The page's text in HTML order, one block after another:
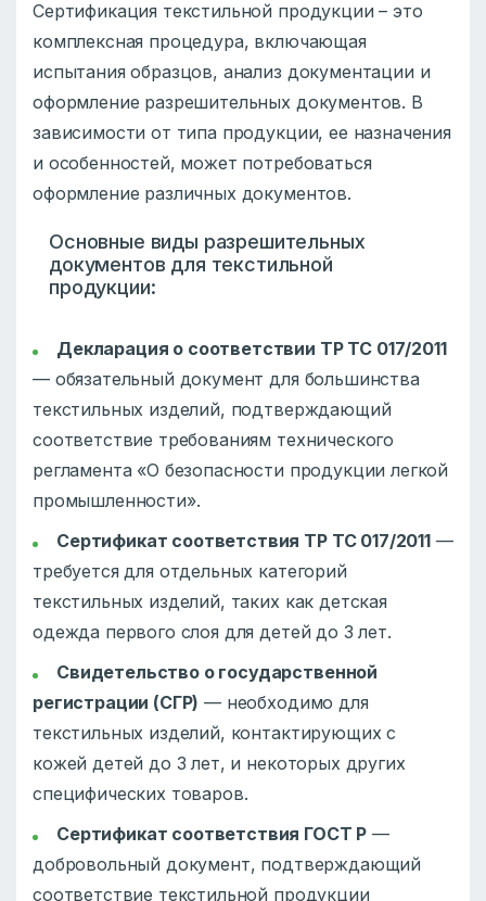
Сертификация текстильной продукции – это
комплексная процедура, включающая
испытания образцов, анализ документации и
оформление разрешительных документов. В
зависимости от типа продукции, ее назначения
и особенностей, может потребоваться
оформление различных документов.
Основные виды разрешительных
документов для текстильной
продукции:
Декларация о соответствии ТР ТС 017/2011
— обязательный документ для большинства
текстильных изделий, подтверждающий
соответствие требованиям технического
регламента «О безопасности продукции легкой
промышленности».
Сертификат соответствия ТР ТС 017/2011—
требуется для отдельных категорий
текстильных изделий, таких как детская
одежда первого слоя для детей до 3 лет.
Свидетельство о государственной
регистрации (СГР) — необходимо для
текстильных изделий, контактирующих с
кожей детей до 3 лет, и некоторых других
специфических товаров.
Сертификат соответствия ГОСТ Р —
добровольный документ, подтверждающий
соответствие текстильной продукции